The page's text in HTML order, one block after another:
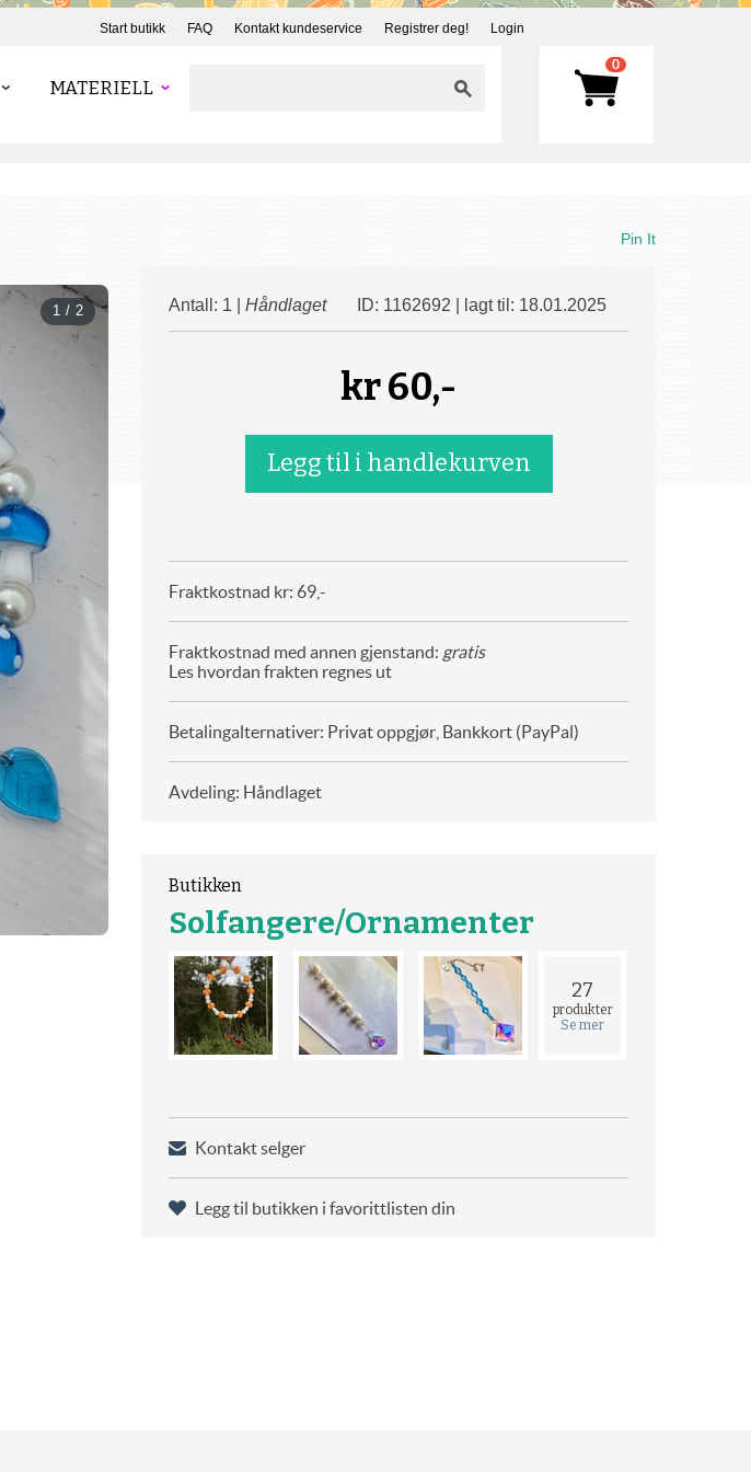
Start butikk FAQ Kontakt kundeservice Registrer deg! Login
MATERIELL
0
1 / 2
Pin It
Antall: 1 | Håndlaget ID: 1162692 | lagt til: 18.01.2025
kr60,-
Fraktkostnad kr: 69,-
Fraktkostnad med annen gjenstand: gratis
Les hvordan frakten regnes ut
Betalingalternativer: Privat oppgjør, Bankkort (PayPal)
Avdeling: Håndlaget
Butikken
Solfangere/Ornamenter
27
produkter
Se mer
Kontakt selger
Legg til butikken i favorittlisten din